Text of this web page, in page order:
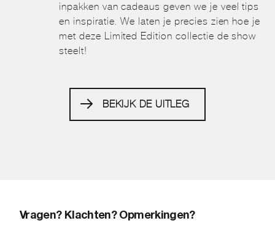
inpakken van cadeaus geven we je veel tips
en inspiratie. We laten je precies zien hoe je
met deze Limited Edition collectie de show
steelt!
BEKIJK DE UITLEG
Vragen? Klachten? Opmerkingen?